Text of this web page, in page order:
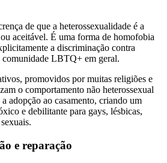
de que a heterossexualidade é a
aceitável. É uma forma de homofobia
a discriminação contra
comunidade LBTQ+ em geral.
promovidos por muitas religiões e
o comportamento não heterossexual
adopção ao casamento, criando um
e debilitante para gays, lésbicas,
e reparação